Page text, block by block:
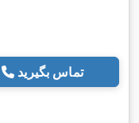
تماس بگیرید